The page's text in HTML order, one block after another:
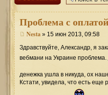
Проблемас оплатой
Nesta » 15 июн 2013, 09:58
Здравствуйте, Александр, я
вебмани на Украине
денежка ушла в никуда, ох
Кстати, увидела, что есть еще